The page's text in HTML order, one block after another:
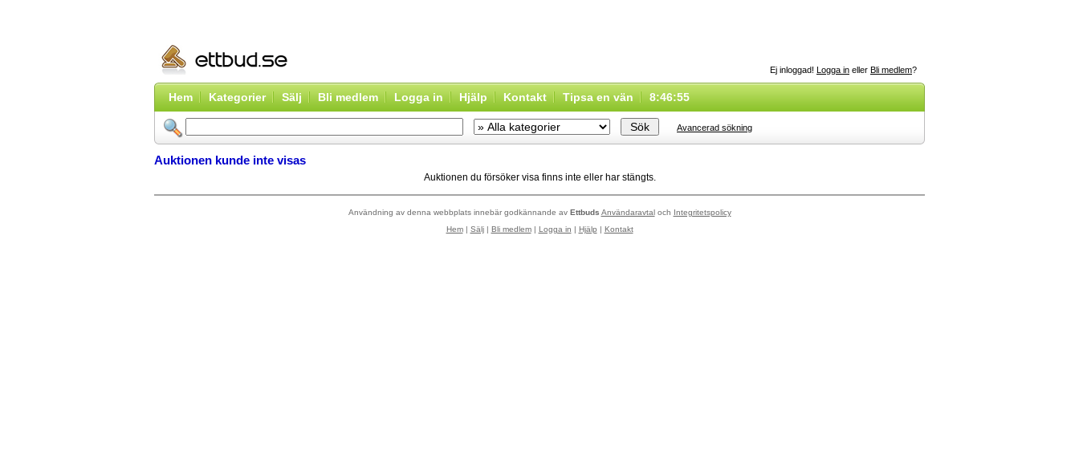
Ej inloggad! Logga in eller Bli medlem?
Hem Kategorier Sälj Bli medlem Logga in Hjälp Kontakt Tipsa en vän 8:46:55
Avancerad sökning
Auktionen kunde inte visas
Auktionen du försöker visa finns inte eller har stängts.
Användning av denna webbplats innebär godkännande av Ettbuds Användaravtaloch Integritetspolicy
Hem| Sälj| Bli medlem| Logga in | Hjälp | Kontakt